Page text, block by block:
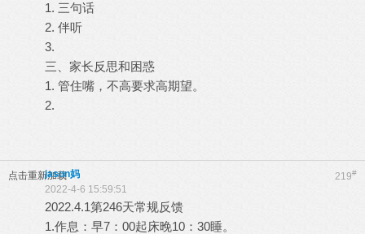
1. 三句话
2. 伴听
3.
三、家长反思和困惑
1. 管住嘴，不高要求高期望。
2.
点击重新加载 219#
jason妈
2022-4-6 15:59:51
2022.4.1第246天常规反馈
1.作息：早7：00起床晚10：30睡。